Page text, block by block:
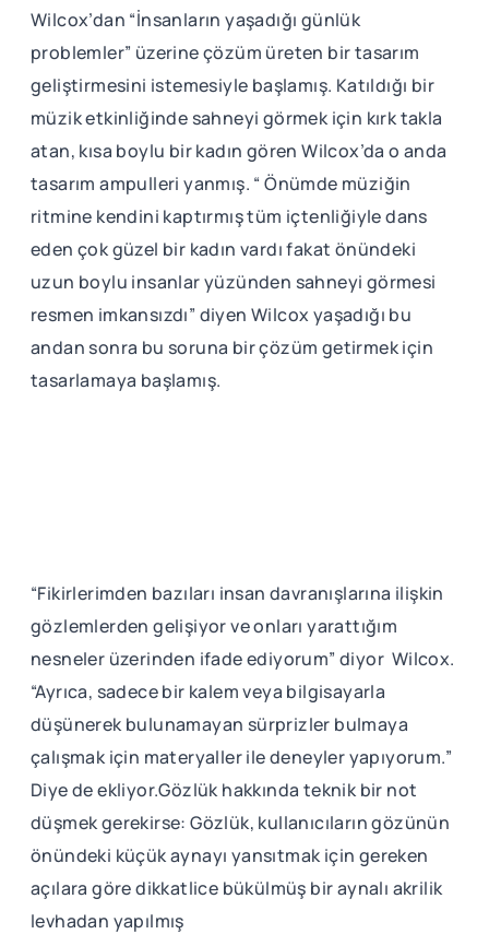
Wilcox’dan “İnsanların yaşadığı günlük
problemler” üzerine çözüm üreten bir tasarım
geliştirmesini istemesiyle başlamış. Katıldığı bir
müzik etkinliğinde sahneyi görmek için kırk takla
atan, kısa boylu bir kadın gören Wilcox’da o anda
tasarım ampulleri yanmış. “ Önümde müziğin
ritmine kendini kaptırmış tüm içtenliğiyle dans
eden çok güzel bir kadın vardı fakat önündeki
uzun boylu insanlar yüzünden sahneyi görmesi
resmen imkansızdı” diyen Wilcox yaşadığı bu
andan sonra bu soruna bir çözüm getirmek için
tasarlamaya başlamış.
“Fikirlerimden bazıları insan davranışlarına ilişkin
gözlemlerden gelişiyor ve onları yarattığım
nesneler üzerinden ifade ediyorum” diyor Wilcox.
“Ayrıca, sadece bir kalem veya bilgisayarla
düşünerek bulunamayan sürprizler bulmaya
çalışmak için materyaller ile deneyler yapıyorum.”
Diye de ekliyor.Gözlük hakkında teknik bir not
düşmek gerekirse: Gözlük, kullanıcıların gözünün
önündeki küçük aynayı yansıtmak için gereken
açılara göre dikkatlice bükülmüş bir aynalı akrilik
levhadan yapılmış